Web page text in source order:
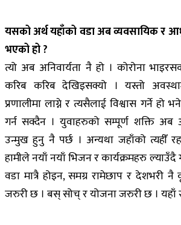
यसको अर्थ यहाँको वडा अब व्यवसायिक र
भएको हो ?
त्यो अब अनिवार्यता नै हो । कोरोना
करिब करिब देखिइसक्यो । यस्तो
प्रणालीमा लाग्ने र त्यसैलाई विश्वास गर्ने हो
गर्न सक्दैन । युवाहरुको सम्पूर्ण शक्ति अब
उन्मुख हुनु नै पर्छ । अन्यथा जहाँको त्यहीँ
हामीले नयाँ नयाँ भिजन र कार्यक्रमहरु
वडा मात्रै होइन, समग्र रामेछाप र देशभरी
जरुरी छ । बस् सोच् र योजना जरुरी छ । यहाँ